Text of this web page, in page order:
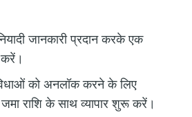
जानकारी प्रदान करके एक
को अनलॉक करने के लिए
राशि के साथ व्यापार शुरू करें।